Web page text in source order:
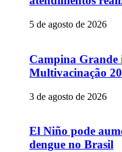
5 de agosto de 2026
Campina Grande
Multivacinação
3 de agosto de 2026
El Niño pode
dengue no Brasil